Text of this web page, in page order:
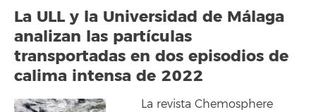
La ULL y la Universidad de Málaga
analizan las partículas
transportadas en dos episodios de
calima intensa de 2022
La revista Chemosphere